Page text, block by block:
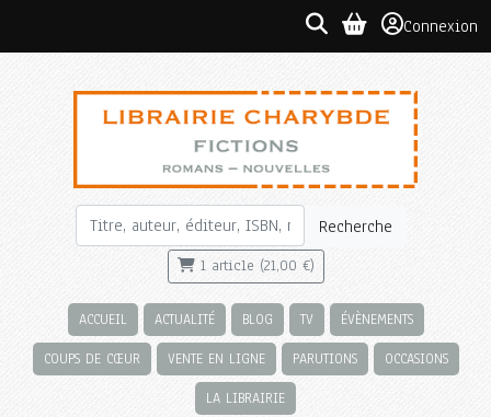
Connexion
Recherche
1 article (21,00 €)
ACCUEIL ACTUALITÉ BLOG TV ÉVÈNEMENTS
COUPS DE CŒUR VENTE EN LIGNE PARUTIONS OCCASIONS
LA LIBRAIRIE